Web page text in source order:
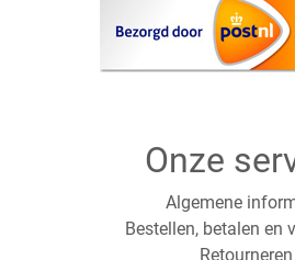
Onze
Algemene
Bestellen, betalen en
Retourneren